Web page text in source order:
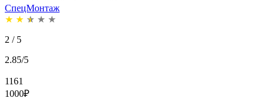
СпецМонтаж
★ ★ ★ ★ ★
2 / 5
2.85/5
1161
1000₽